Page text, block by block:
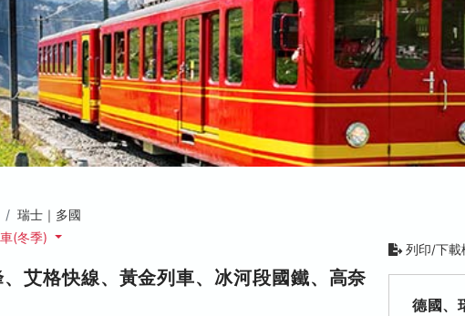
瑞士｜多國
(冬季)
艾格快線、黃金列車、冰河段國鐵、高奈
列印/下載
德國、